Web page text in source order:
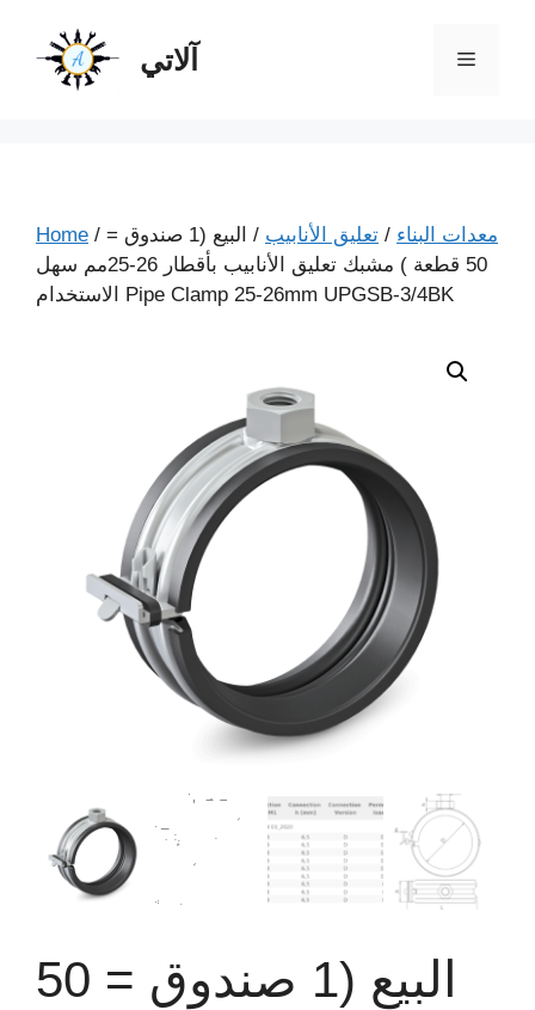
آلاتي
Home / معدات البناء / تعليق الأنابيب
/ البيع (1 صندوق =
50 قطعة ) مشبك تعليق الأنابيب بأقطار 26-25مم سهل
الاستخدام Pipe Clamp 25-26mm UPGSB-3/4BK
البيع (1 صندوق = 50